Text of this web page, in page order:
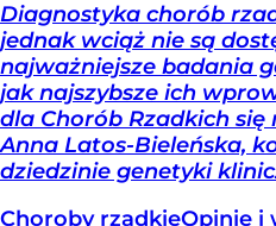
Diagnostyka chorób
jednak wciąż nie są
najważniejsze badania
jak najszybsze ich
dla Chorób Rzadkich
Anna Latos-Bieleńska,
dziedzinie genetyki
Choroby rzadkieOpinie i